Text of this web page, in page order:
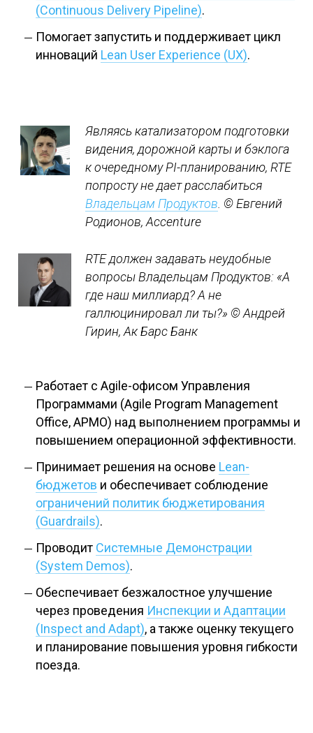
(Continuous Delivery Pipeline).
Помогает запустить и поддерживает цикл
инноваций Lean User Experience (UX).
Являясь катализатором подготовки
видения, дорожной карты и бэклога
к очередному PI-планированию, RTE
попросту не дает расслабиться
Владельцам Продуктов © Евгений
Родионов, Accenture
RTE должен задавать неудобные
вопросы Владельцам Продуктов: «А
где наш миллиард? А не
галлюцинировал ли ты?» © Андрей
Гирин, Ак Барс Банк
Работает с Agile-офисом Управления
Программами (Agile Program Management
Office, APMO) над выполнением программы и
повышением операционной эффективности.
Принимает решения на основе Lean-
бюджетов и обеспечивает соблюдение
ограничений политик бюджетирования
(Guardrails).
Проводит Системные Демонстрации
(System Demos).
Обеспечивает безжалостное улучшение
через проведения Инспекции и Адаптации
(Inspect and Adapt), а также оценку текущего
и планирование повышения уровня гибкости
поезда.